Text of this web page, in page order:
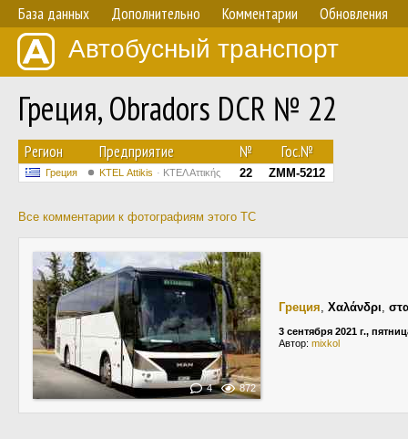
База данных Дополнительно Комментарии Обновления
Автобусный транспорт
Греция, Obradors DCR № 22
Регион Предприятие № Гос.№
Греция KΤΕL Αttikis ΚΤΕΛ Αττικής 22 ZMM-5212
Все комментарии к фотографиям этого ТС
4 872
Греция, Χαλάνδρι,
3 сентября 2021 г.,
Автор: mixkol